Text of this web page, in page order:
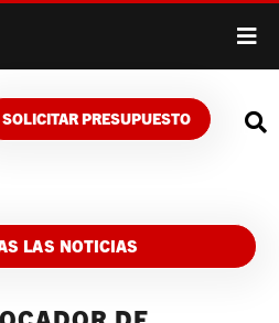
SOLICITAR PRESUPUESTO
LAS NOTICIAS